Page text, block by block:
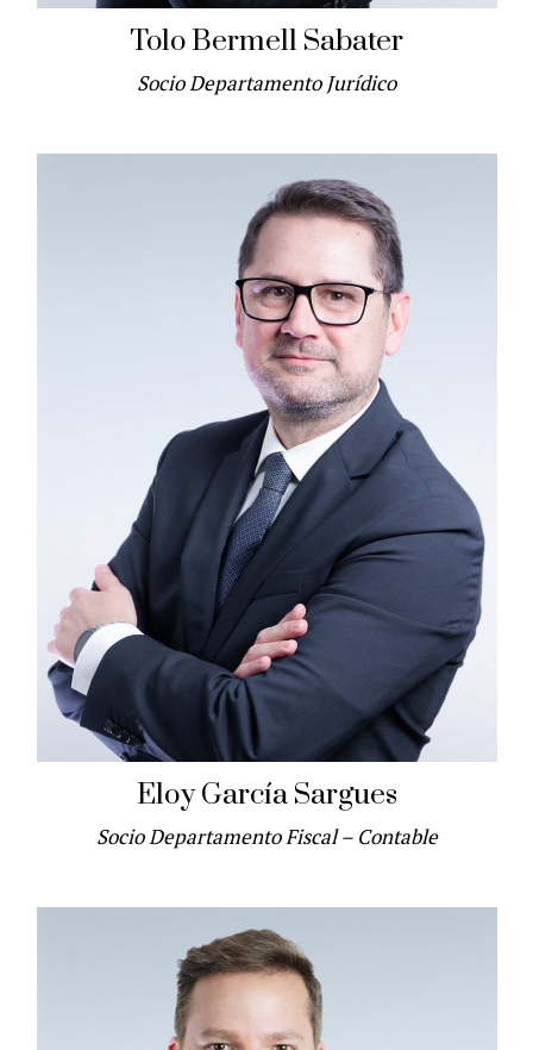
Tolo Bermell Sabater
Socio Departamento Jurídico
Eloy García Sargues
Socio Departamento Fiscal – Contable